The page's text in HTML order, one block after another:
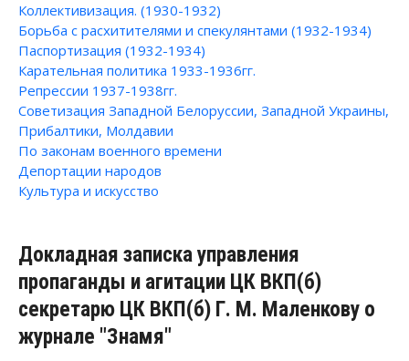
Коллективизация. (1930-1932)
Борьба с расхитителями и спекулянтами (1932-1934)
Паспортизация (1932-1934)
Карательная политика 1933-1936гг.
Репрессии 1937-1938гг.
Советизация Западной Белоруссии, Западной Украины,
Прибалтики, Молдавии
По законам военного времени
Депортации народов
Культура и искусство
Докладная записка управления
пропаганды и агитации ЦК ВКП(б)
секретарю ЦК ВКП(б) Г. М. Маленкову о
журнале "Знамя"